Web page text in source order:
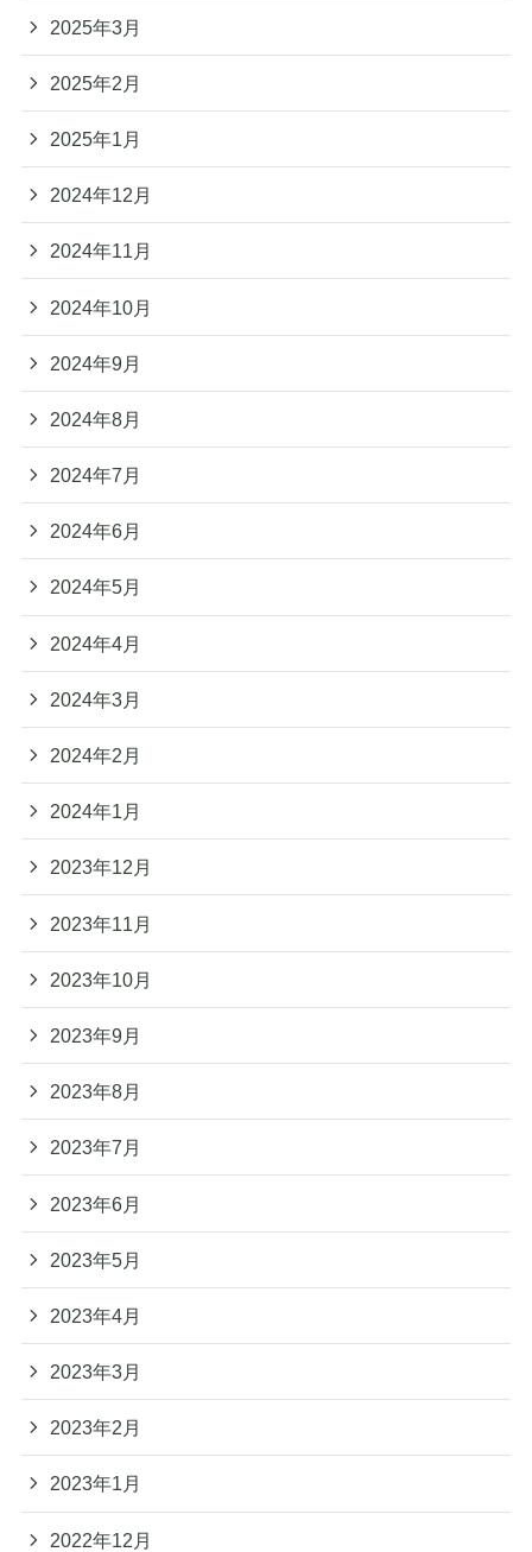
2025年3月
2025年2月
2025年1月
2024年12月
2024年11月
2024年10月
2024年9月
2024年8月
2024年7月
2024年6月
2024年5月
2024年4月
2024年3月
2024年2月
2024年1月
2023年12月
2023年11月
2023年10月
2023年9月
2023年8月
2023年7月
2023年6月
2023年5月
2023年4月
2023年3月
2023年2月
2023年1月
2022年12月